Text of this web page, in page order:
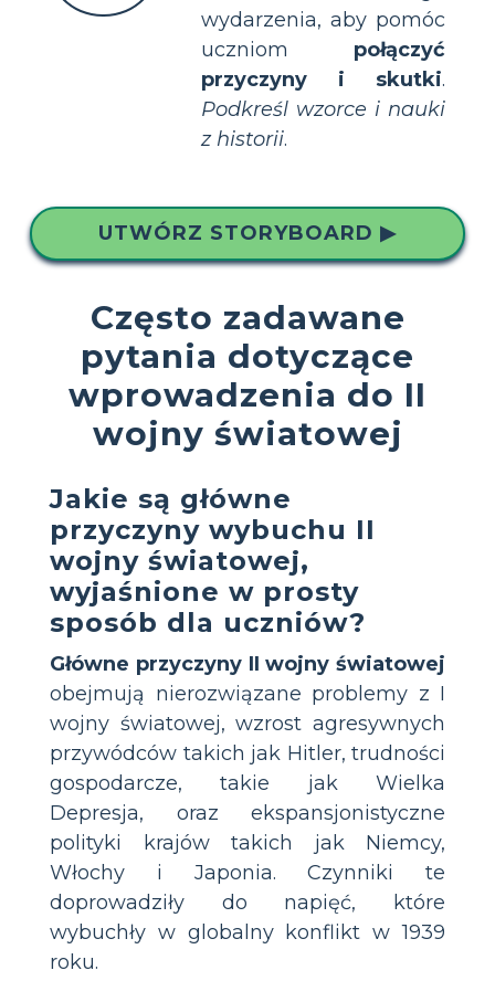
wydarzenia, aby pomóc
uczniom połączyć
przyczyny i skutki.
Podkreśl wzorce i nauki
z historii.
UTWÓRZ STORYBOARD ▶
Często zadawane
pytania dotyczące
wprowadzenia do II
wojny światowej
Jakie są główne
przyczyny wybuchu II
wojny światowej,
wyjaśnione w prosty
sposób dla uczniów?
Główne przyczyny II wojny światowej
obejmują nierozwiązane problemy z I
wojny światowej, wzrost agresywnych
przywódców takich jak Hitler, trudności
gospodarcze, takie jak Wielka
Depresja, oraz ekspansjonistyczne
polityki krajów takich jak Niemcy,
Włochy i Japonia. Czynniki te
doprowadziły do napięć, które
wybuchły w globalny konflikt w 1939
roku.